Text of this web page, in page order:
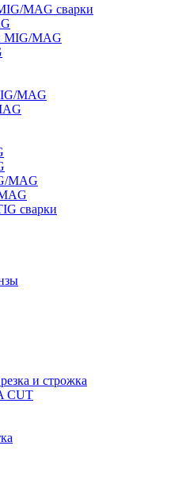
MAG сварки
MIG/MAG
MAG
MAG
сварки
и строжка
CUT